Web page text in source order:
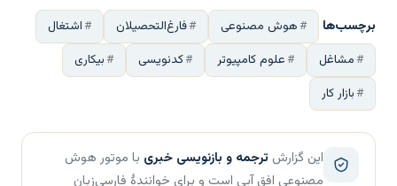
برچسب‌ها هوش مصنوعی فارغ‌التحصیلان
اشتغال
مشاغل
علوم کامپیوتر کدنویسی
بیکاری
بازار کار
این گزارش ترجمه و بازنویسی خبری با موتور هوش
مصنوعی افق آبی است و برای خوانندهٔ فارسی‌زبان